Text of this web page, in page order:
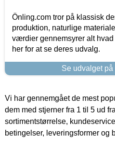
Önling.com tror på klassisk
produktion, naturlige
værdier gennemsyrer alt
her for at se deres udvalg.
Se udvalget
Vi har gennemgået de mest
dem med stjerner fra 1 til 5 ud
sortimentstørrelse,
betingelser, leveringsformer og